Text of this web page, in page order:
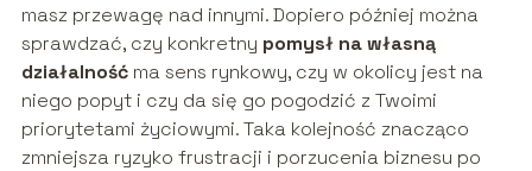
masz przewagę nad innymi. Dopiero później można
sprawdzać, czy konkretny pomysł na własną
działalnośćma sens rynkowy, czy w okolicy jest na
niego popyt i czy da się go pogodzić z Twoimi
priorytetami życiowymi. Taka kolejność znacząco
zmniejsza ryzyko frustracji i porzucenia biznesu po